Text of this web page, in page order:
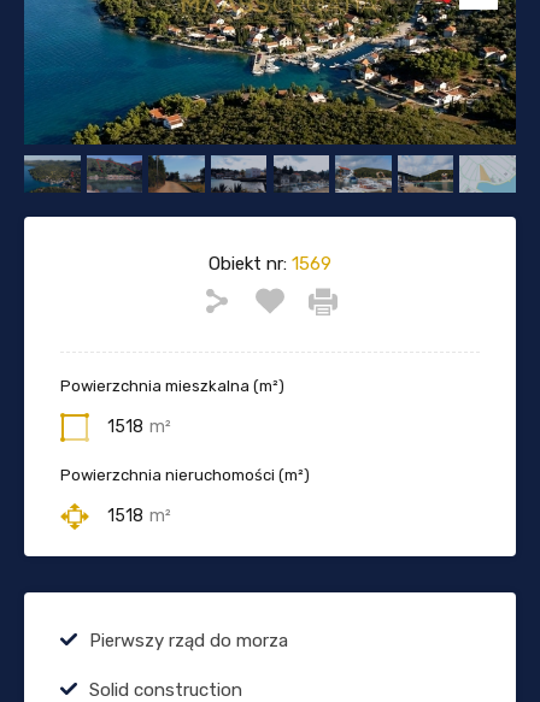
Obiekt nr: 1569
Powierzchnia mieszkalna (m²)
1518 m²
Powierzchnia nieruchomości (m²)
1518 m²
Pierwszy rząd do morza
Solid construction